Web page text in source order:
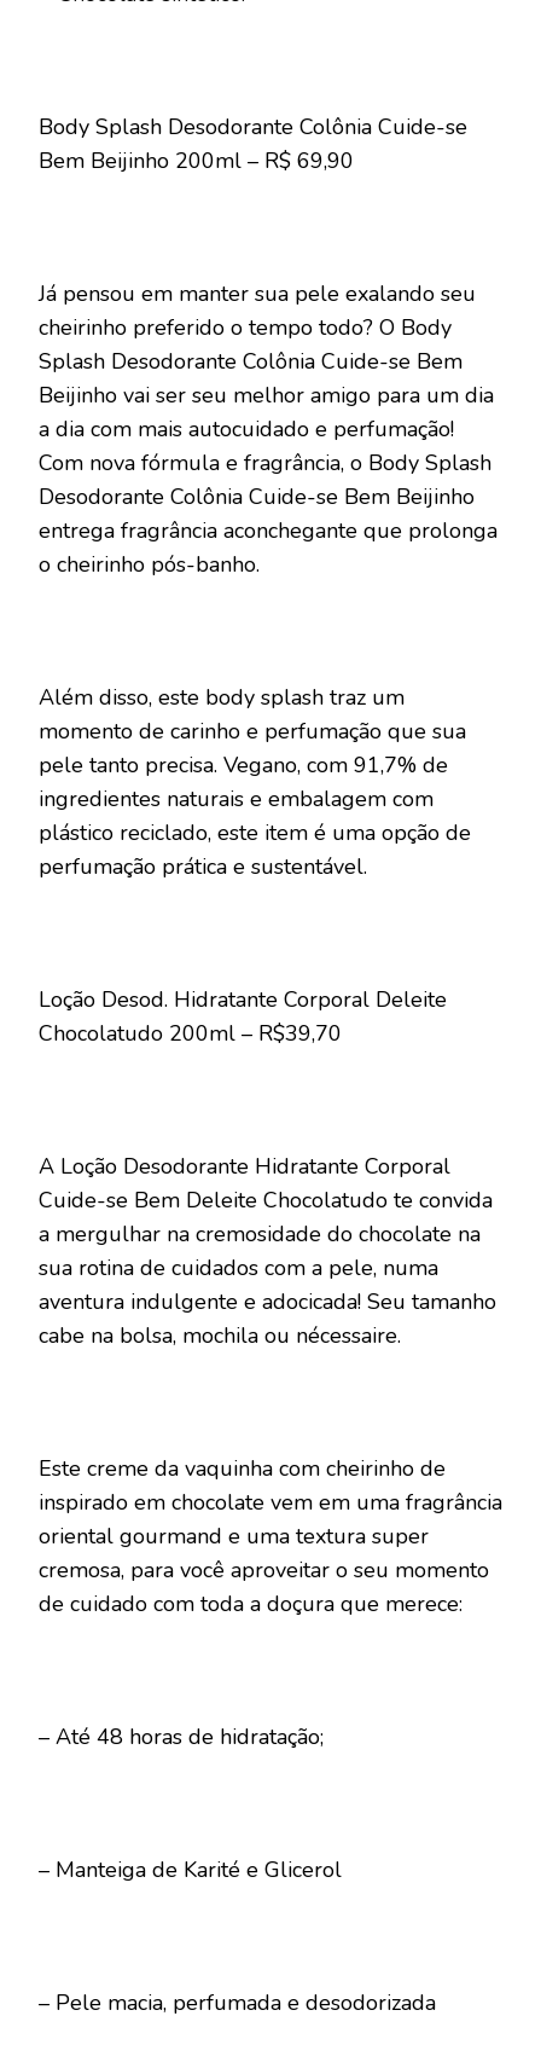
Body Splash Desodorante Colônia Cuide-se
Bem Beijinho 200ml – R$ 69,90
Já pensou em manter sua pele exalando seu
cheirinho preferido o tempo todo? O Body
Splash Desodorante Colônia Cuide-se Bem
Beijinho vai ser seu melhor amigo para um dia
a dia com mais autocuidado e perfumação!
Com nova fórmula e fragrância, o Body Splash
Desodorante Colônia Cuide-se Bem Beijinho
entrega fragrância aconchegante que prolonga
o cheirinho pós-banho.
Além disso, este body splash traz um
momento de carinho e perfumação que sua
pele tanto precisa. Vegano, com 91,7% de
ingredientes naturais e embalagem com
plástico reciclado, este item é uma opção de
perfumação prática e sustentável.
Loção Desod. Hidratante Corporal Deleite
Chocolatudo 200ml – R$39,70
A Loção Desodorante Hidratante Corporal
Cuide-se Bem Deleite Chocolatudo te convida
a mergulhar na cremosidade do chocolate na
sua rotina de cuidados com a pele, numa
aventura indulgente e adocicada! Seu tamanho
cabe na bolsa, mochila ou nécessaire.
Este creme da vaquinha com cheirinho de
inspirado em chocolate vem em uma fragrância
oriental gourmand e uma textura super
cremosa, para você aproveitar o seu momento
de cuidado com toda a doçura que merece:
– Até 48 horas de hidratação;
– Manteiga de Karité e Glicerol
– Pele macia, perfumada e desodorizada